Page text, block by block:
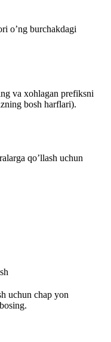
o’ng burchakdagi
va xohlagan prefiksni
bosh harflari).
qo’llash uchun
uchun chap yon